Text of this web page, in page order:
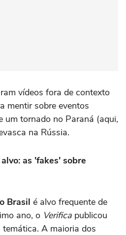
vídeos fora de contexto
mentir sobre eventos
um tornado no Paraná (aqui,
na Rússia.
as 'fakes' sobre
Brasil é alvo frequente de
ano, o Verifica publicou
A maioria dos